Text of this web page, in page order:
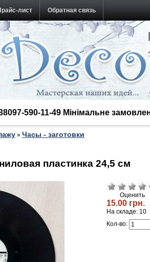
лист Обратная связь
590-11-49 Мінімальне
» Часы - заготовки
пластинка 24,5 см
Оценить
15.00 грн.
На складе: 10
Кол-во: